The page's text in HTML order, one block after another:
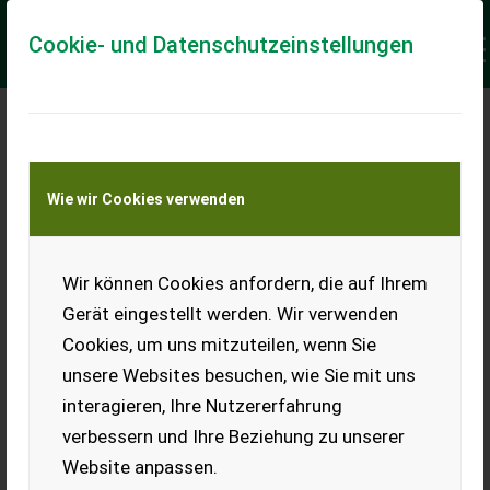
Cookie- und Datenschutzeinstellungen
Wie wir Cookies verwenden
Wir können Cookies anfordern, die auf Ihrem
Gerät eingestellt werden. Wir verwenden
Cookies, um uns mitzuteilen, wenn Sie
unsere Websites besuchen, wie Sie mit uns
interagieren, Ihre Nutzererfahrung
verbessern und Ihre Beziehung zu unserer
Website anpassen.
Meine Transportkostenanfrage
Transport von Land- und Baumaschinen –
KEINE Tiertransporte
Ladeort
Ort